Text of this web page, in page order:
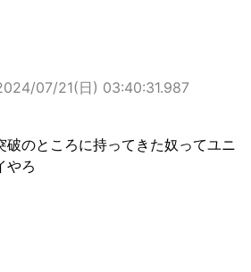
07/21(日) 03:40:31.987
破のところに持ってきた奴ってユニ
やろ